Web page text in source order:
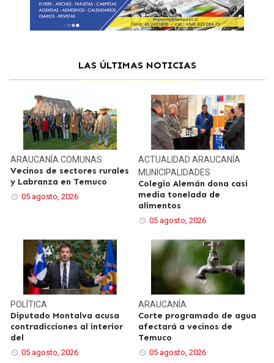
LAS ÚLTIMAS NOTICIAS
ARAUCANÍACOMUNAS
Vecinos de sectores rurales
y Labranza en Temuco
05 agosto, 2026
ACTUALIDAD ARAUCANÍA
MUNICIPALIDADES
Colegio Alemán dona casi
media tonelada de
alimentos
05 agosto, 2026
POLÍTICA
Diputado Montalva acusa
contradicciones al interior
del
05 agosto, 2026
ARAUCANÍA
Corte programado de agua
afectará a vecinos de
Temuco
05 agosto, 2026